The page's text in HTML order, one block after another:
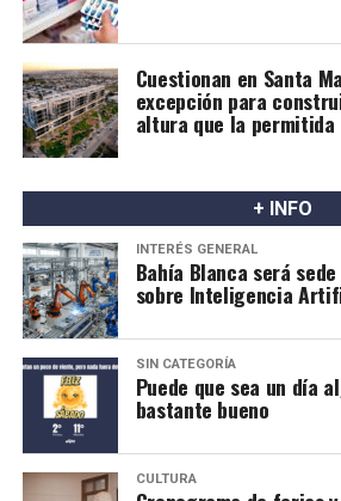
Cuestionan en Santa
excepción para
altura que la permitida
+ INFO
INTERÉS GENERAL
Bahía Blanca será
sobre Inteligencia
SIN CATEGORÍA
Puede que sea un día
bastante bueno
CULTURA